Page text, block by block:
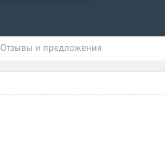
Oтзывы и предложения